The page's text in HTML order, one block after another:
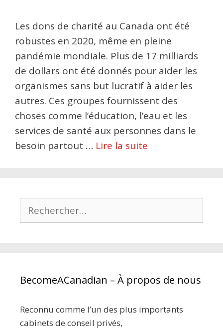
Les dons de charité au Canada ont été
robustes en 2020, même en pleine
pandémie mondiale. Plus de 17 milliards
de dollars ont été donnés pour aider les
organismes sans but lucratif à aider les
autres. Ces groupes fournissent des
choses comme l’éducation, l’eau et les
services de santé aux personnes dans le
besoin partout … Lire la suite
Rechercher :
BecomeACanadian – À propos de nous
Reconnu comme l’un des plus importants
cabinets de conseil privés,